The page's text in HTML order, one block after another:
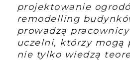
projektowanie
remodelling
prowadzą
uczelni, którzy mogą
nie tylko wiedzą